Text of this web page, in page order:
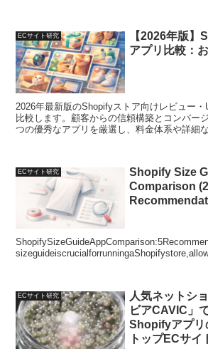
ECサイト研究
【2026年版】
アプリ比較：
2026年最新版のShopifyストア向けレビュー
比較します。顧客からの信頼構築とコンバー
つの優秀なアプリを厳選し、料金体系や詳細
ECサイト研究
Shopify Size
Comparison
ECサイト研究
人気ネットシ
ビアCAVIC」
Shopifyアプリ
トップECサイ